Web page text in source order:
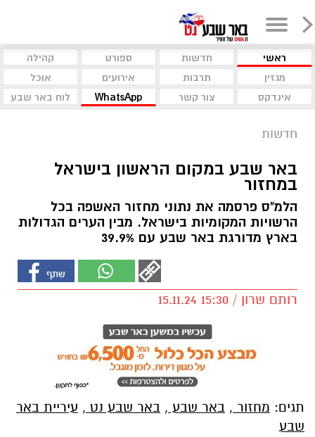
ראשי חדשות ספורט
קהילה
מגזין
תרבות אירועים
אוכל
אינדקס
צור קשר WhatsApp לוח באר שבע
חדשות
באר שבע במקום הראשון בישראל
במחזור
הלמ"ס פרסמה את נתוני מחזור האשפה בכל
הרשויות המקומיות בישראל. מבין הערים הגדולות
בארץ מדורגת באר שבע עם 39.9%
רותם שרון / 15:30 15.11.24
תגים: מחזור , באר שבע , באר שבע נט , עיריית באר
שבע